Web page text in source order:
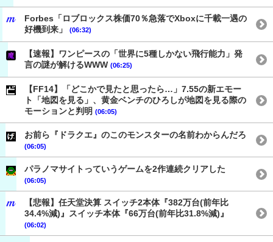
Forbes「ロブロックス株価70％急落でXboxに千載一遇の
好機到来」
(06:32)
【速報】ワンピースの「世界に5種しかない飛行能力」発
言の謎が解けるWWW (06:25)
【FF14】「どこかで見たと思ったら…」7.55の新エモー
ト「地図を見る」、黄金ベンチのひろしが地図を見る際の
モーションと判明 (06:05)
お前ら『ドラクエ』のこのモンスターの名前わからんだろ
(06:05)
パラノマサイトっていうゲームを2作連続クリアした
(06:05)
【悲報】任天堂決算 スイッチ2本体『382万台(前年比
34.4%減)』スイッチ本体『66万台(前年比31.8%減)』
(06:02)